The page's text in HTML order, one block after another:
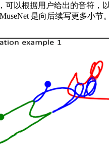
根据用户给出的音符，
是向后续写更多小节。